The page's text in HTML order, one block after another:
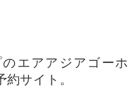
エアアジアゴー
サイト。